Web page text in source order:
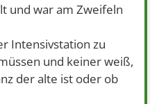
und war am Zweifeln
Intensivstation zu
und keiner weiß,
der alte ist oder ob